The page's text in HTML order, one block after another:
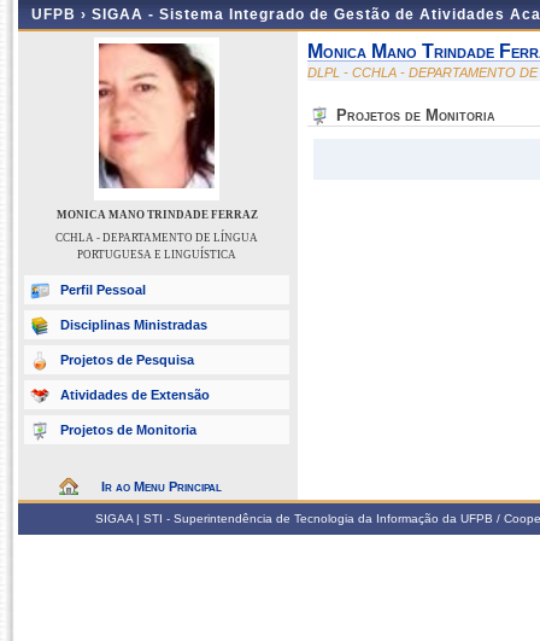
UFPB › SIGAA - Sistema Integrado de Gestão de Atividades
MONICA MANO TRINDADE FERRAZ
CCHLA - DEPARTAMENTO DE LÍNGUA
PORTUGUESA E LINGUÍSTICA
Perfil Pessoal
Disciplinas Ministradas
Projetos de Pesquisa
Atividades de Extensão
Projetos de Monitoria
Ir ao Menu Principal
Monica Mano Trindade
DLPL - CCHLA - DEPARTAMENTO
Projetos de Monitoria
SIGAA | STI - Superintendência de Tecnologia da Informação da UFPB /